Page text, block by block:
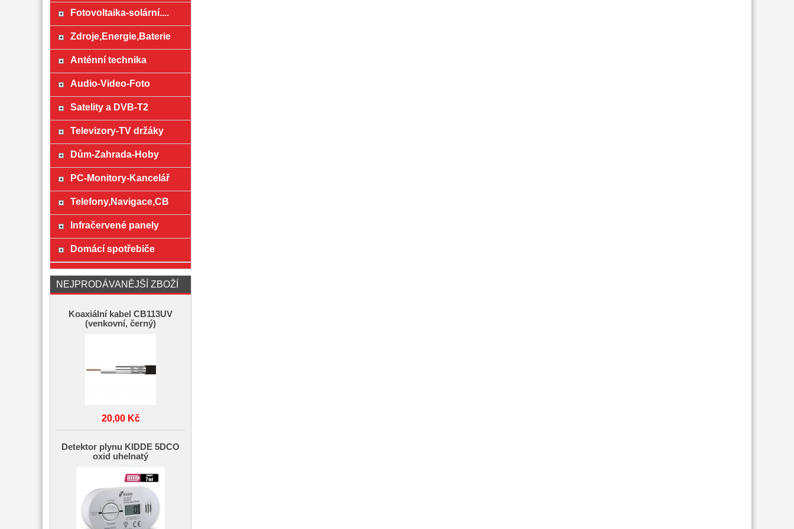
Fotovoltaika-solární....
Zdroje,Energie,Baterie
Anténní technika
Audio-Video-Foto
Satelity a DVB-T2
Televizory-TV držáky
Dům-Zahrada-Hoby
PC-Monitory-Kancelář
Telefony,Navigace,CB
Infračervené panely
Domácí spotřebiče
NEJPRODÁVANĚJŠÍ ZBOŽÍ
Koaxiální kabel CB113UV
(venkovní, černý)
20,00 Kč
Detektor plynu KIDDE 5DCO
oxid uhelnatý